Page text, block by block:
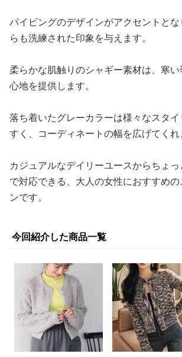
パイピングのデザインがアクセントと
らも洗練された印象を与えます。
柔らかな肌触りのシャギー素材は、寒
心地を提供します。
落ち着いたグレーカラーは様々なスタ
すく、コーディネートの幅を広げてくれ
カジュアルなデイリーユースからちょ
で対応できる、大人の女性におすすめ
ンです。
今回紹介した商品一覧